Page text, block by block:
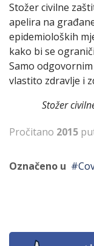
Stožer civilne
apelira na
epidemioloških
kako bi se
Samo
vlastito zdravlje i
Stožer
Pročitano 2015
Označeno u